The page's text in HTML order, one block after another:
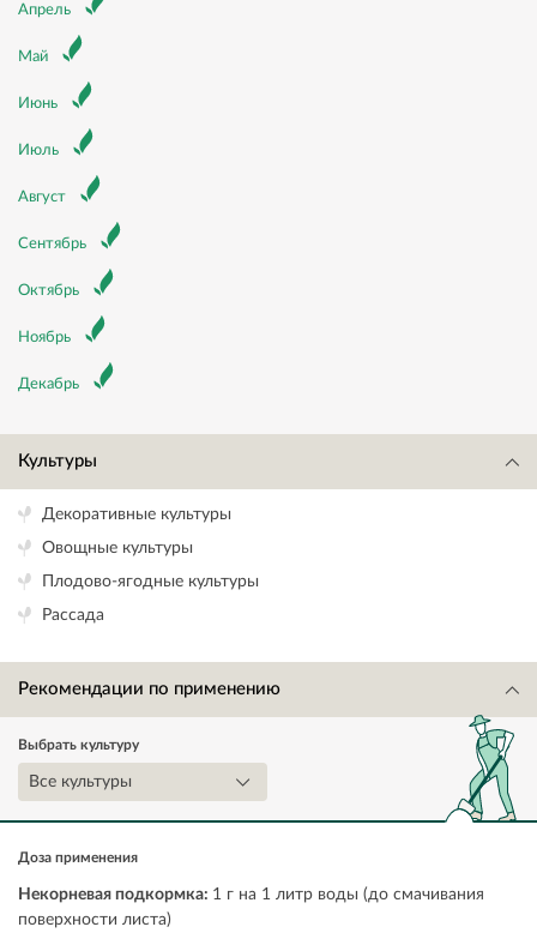
Апрель
Май
Июнь
Июль
Август
Сентябрь
Октябрь
Ноябрь
Декабрь
Культуры
Декоративные культуры
Овощные культуры
Плодово-ягодные культуры
Рассада
Рекомендации по применению
Выбрать культуру
Все культуры
Доза применения
Некорневая подкормка: 1 г на 1 литр воды (до смачивания
поверхности листа)